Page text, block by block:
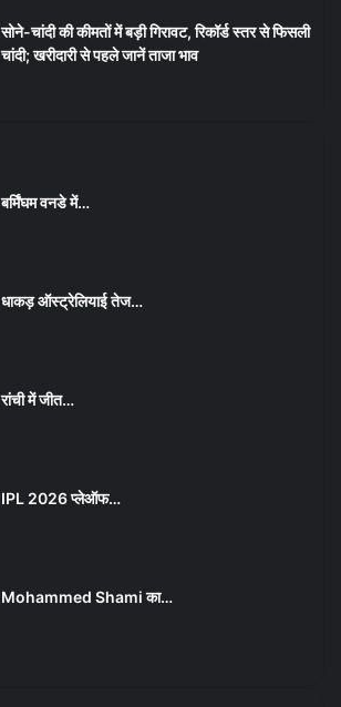
सोने-चांदी की कीमतों में बड़ी गिरावट, रिकॉर्ड स्तर से फिसली
चांदी; खरीदारी से पहले जानें ताजा भाव
बर्मिंघम वनडे में…
धाकड़ ऑस्ट्रेलियाई तेज…
रांची में जीत…
IPL 2026 प्लेऑफ…
Mohammed Shami का…